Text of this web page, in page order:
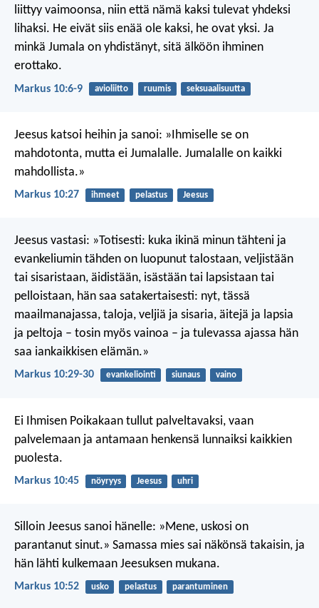
liittyy vaimoonsa, niin että nämä kaksi tulevat yhdeksi
lihaksi. He eivät siis enää ole kaksi, he ovat yksi. Ja
minkä Jumala on yhdistänyt, sitä älköön ihminen
erottako.
Markus 10:6-9 avioliitto ruumis seksuaalisuutta
Jeesus katsoi heihin ja sanoi: »Ihmiselle se on
mahdotonta, mutta ei Jumalalle. Jumalalle on kaikki
mahdollista.»
Markus 10:27 ihmeet pelastus Jeesus
Jeesus vastasi: »Totisesti: kuka ikinä minun tähteni ja
evankeliumin tähden on luopunut talostaan, veljistään
tai sisaristaan, äidistään, isästään tai lapsistaan tai
pelloistaan, hän saa satakertaisesti: nyt, tässä
maailmanajassa, taloja, veljiä ja sisaria, äitejä ja lapsia
ja peltoja – tosin myös vainoa – ja tulevassa ajassa hän
saa iankaikkisen elämän.»
Markus 10:29-30 evankeliointi siunaus vaino
Ei Ihmisen Poikakaan tullut palveltavaksi, vaan
palvelemaan ja antamaan henkensä lunnaiksi kaikkien
puolesta.
Markus 10:45 nöyryys Jeesus uhri
Silloin Jeesus sanoi hänelle: »Mene, uskosi on
parantanut sinut.» Samassa mies sai näkönsä takaisin, ja
hän lähti kulkemaan Jeesuksen mukana.
Markus 10:52 usko pelastus parantuminen